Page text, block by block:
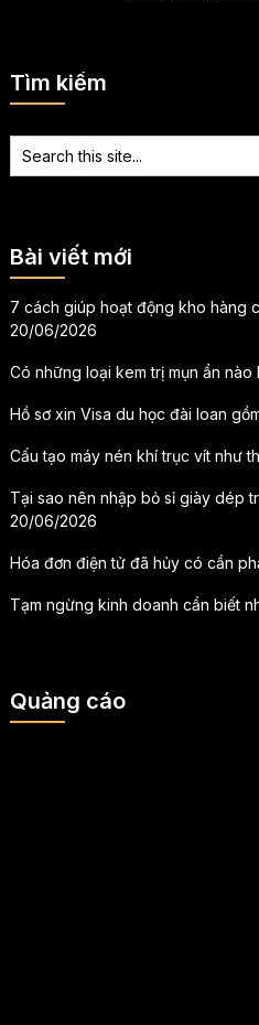
viết
Tìm kiếm
Bài viết mới
7 cách giúp hoạt động kho hàng
20/06/2026
Có những loại kem trị mụn ẩn nào
Hồ sơ xin Visa du học đài loan
Cấu tạo máy nén khí trục vít như
Tại sao nên nhập bỏ sỉ giày dép
20/06/2026
Hóa đơn điện tử đã hủy có cần
Tạm ngừng kinh doanh cần biết
Quảng cáo